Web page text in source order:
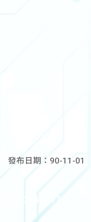
發布日期：90-11-01
94-03-01:41,477